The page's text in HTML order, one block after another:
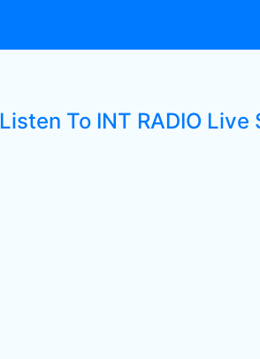
Listen To INT RADIO Live